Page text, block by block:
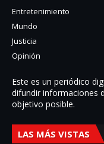
Entretenimiento
Mundo
Justicia
Opinión
Este es un periódico
difundir informaciones
objetivo posible.
LAS MÁS VISTAS